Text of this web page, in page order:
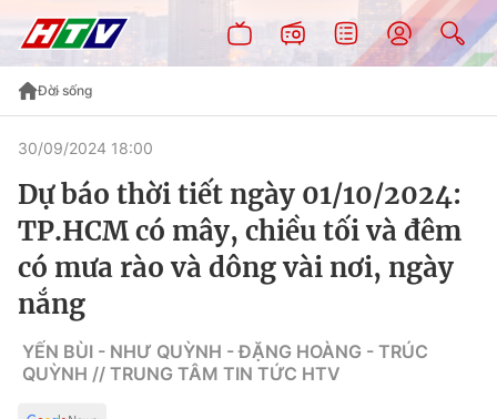
Đời sống
30/09/2024 18:00
Dự báo thời tiết ngày 01/10/2024:
TP.HCM có mây, chiều tối và đêm
có mưa rào và dông vài nơi, ngày
nắng
YẾN BÙI - NHƯ QUỲNH - ĐẶNG HOÀNG - TRÚC
QUỲNH // TRUNG TÂM TIN TỨC HTV